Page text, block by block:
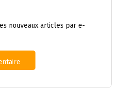
nouveaux articles par e-